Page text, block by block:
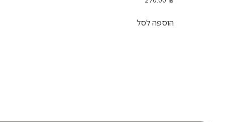
הוספה לסל